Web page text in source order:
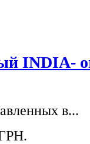
INDIA-
в...